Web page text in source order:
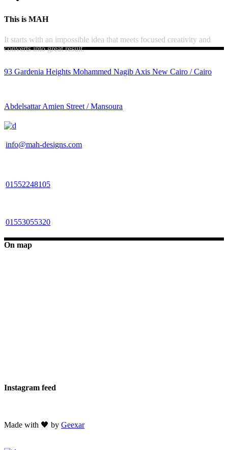
This is MAH
It starts with an impossible idea that meets focused creativity and
converts into great result.
93 Gardenia Heights Mohammed Nagib Axis New Cairo / Cairo
Abdelsattar Amien Street / Mansoura
info@mah-designs.com
01552248105
01553055320
On map
Instagram feed
Made with 🖤 by Geexar